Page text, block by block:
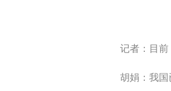
记者：目前
胡娟：我国已